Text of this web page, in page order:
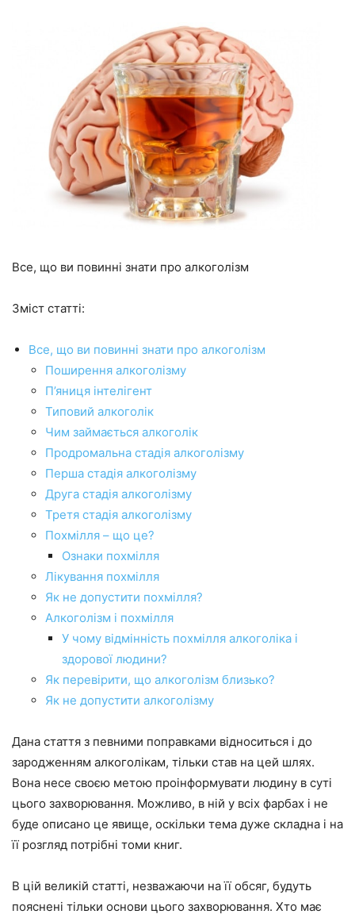
Все, що ви повинні знати про алкоголізм
Зміст статті:
Все, що ви повинні знати про алкоголізм
Поширення алкоголізму
П’яниця інтелігент
Типовий алкоголік
Чим займається алкоголік
Продромальна стадія алкоголізму
Перша стадія алкоголізму
Друга стадія алкоголізму
Третя стадія алкоголізму
Похмілля – що це?
Ознаки похмілля
Лікування похмілля
Як не допустити похмілля?
Алкоголізм і похмілля
У чому відмінність похмілля алкоголіка і
здорової людини?
Як перевірити, що алкоголізм близько?
Як не допустити алкоголізму
Дана стаття з певними поправками відноситься і до
зародженням алкоголікам, тільки став на цей шлях.
Вона несе своєю метою проінформувати людину в суті
цього захворювання. Можливо, в ній у всіх фарбах і не
буде описано це явище, оскільки тема дуже складна і на
її розгляд потрібні томи книг.
В цій великій статті, незважаючи на її обсяг, будуть
пояснені тільки основи цього захворювання. Хто має